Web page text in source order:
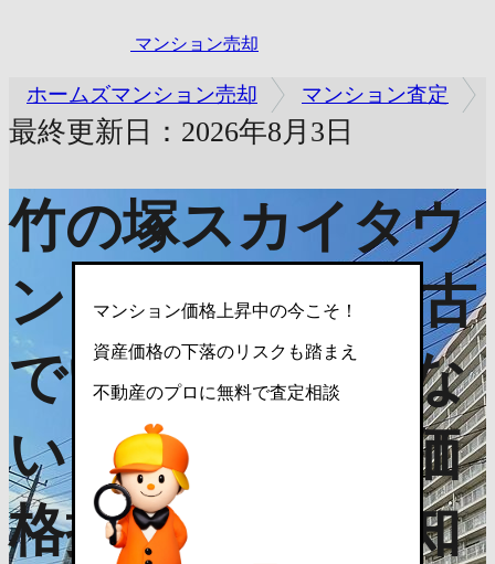
マンション売却
ホームズマンション売却 マンション査定
最終更新日：2026年8月3日
竹の塚スカイタウ
ン 資産価値は中古
でいくら？売れな
い？売却査定で価
格推移・相場を知
マンション価格上昇中の今こそ！
資産価格の下落のリスクも踏まえ
不動産のプロに無料で査定相談